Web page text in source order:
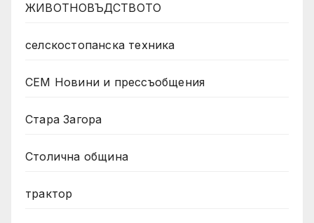
ЖИВОТНОВЪДСТВОТО
селскостопанска техника
СЕМ Новини и прессъобщения
Стара Загора
Столична община
трактор